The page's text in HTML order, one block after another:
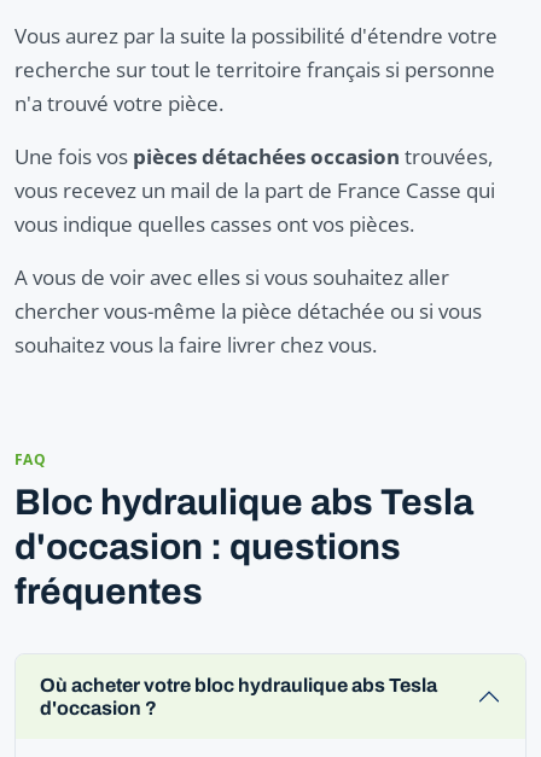
Vous aurez par la suite la possibilité d'étendre votre
recherche sur tout le territoire français si personne
n'a trouvé votre pièce.
Une fois vos pièces détachées occasion trouvées,
vous recevez un mail de la part de France Casse qui
vous indique quelles casses ont vos pièces.
A vous de voir avec elles si vous souhaitez aller
chercher vous-même la pièce détachée ou si vous
souhaitez vous la faire livrer chez vous.
FAQ
Bloc hydraulique abs Tesla
d'occasion : questions
fréquentes
Où acheter votre bloc hydraulique abs Tesla
d'occasion ?